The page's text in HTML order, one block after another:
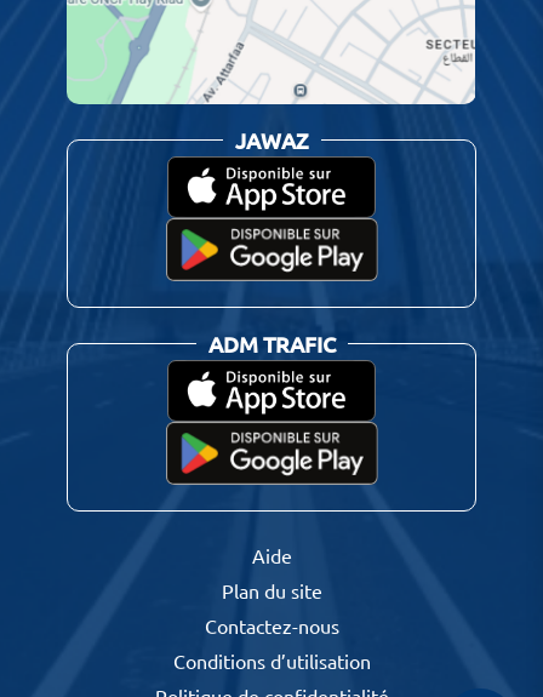
JAWAZ
ADM TRAFIC
Aide
Plan du site
Contactez-nous
Conditions d’utilisation